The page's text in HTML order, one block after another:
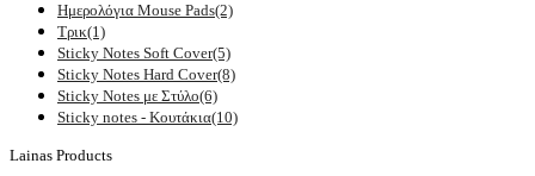
Ημερολόγια Mouse Pads(2)
Τρικ(1)
Sticky Notes Soft Cover(5)
Sticky Notes Hard Cover(8)
Sticky Notes με Στύλο(6)
Sticky notes - Κουτάκια(10)
Lainas Products